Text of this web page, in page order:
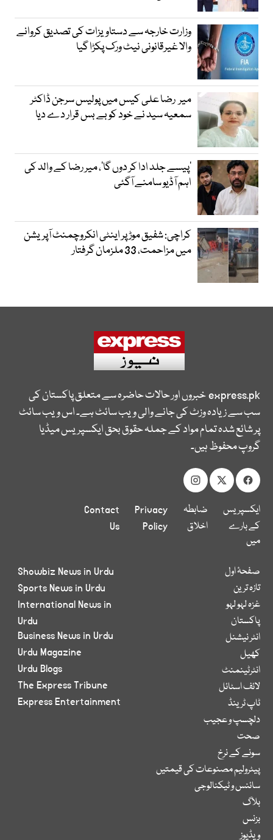
وزارت خارجہ سے دستاویزات کی تصدیق کروانے
والا غیرقانونی نیٹ ورک پکڑا گیا
میر رضا علی کیس میں پولیس سرجن ڈاکٹر
سمعیہ سید نے خود کو بے بس قرار دے دیا
’پیسے جلد ادا کر دوں گا‘، میر رضا کے والد کی
اہم آڈیو سامنے آگئی
کراچی: شفیق موڑ پر اینٹی انکروچمنٹ آپریشن
میں مزاحمت، 33 ملزمان گرفتار
express.pkخبروں اور حالات حاضرہ سے متعلق پاکستان کی
سب سے زیادہ وزٹ کی جانے والی ویب سائٹ ہے۔ اس ویب سائٹ
پر شائع شدہ تمام مواد کے جملہ حقوق بحق ایکسپریس میڈیا
گروپ محفوظ ہیں۔
ایکسپریس
کے بارے
میں
ضابطہ
اخلاق
Privacy
Policy
Contact
Us
صفحۂ اول
تازہ ترین
غزہ لہو لہو
پاکستان
انٹر نیشنل
کھیل
انٹرٹینمنٹ
لائف اسٹائل
ٹاپ ٹرینڈ
دلچسپ و عجیب
صحت
سونے کے نرخ
پیٹرولیم مصنوعات کی قیمتیں
سائنس و ٹیکنالوجی
بلاگ
بزنس
ویڈیوز
Showbiz News in Urdu
Sports News in Urdu
International News in
Urdu
Business News in Urdu
Urdu Magazine
Urdu Blogs
The Express Tribune
Express Entertainment